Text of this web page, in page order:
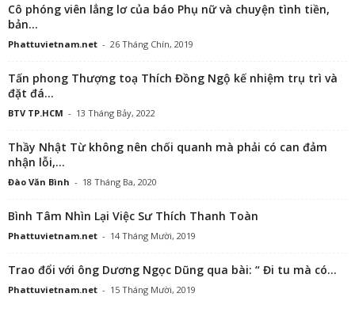
Cô phóng viên lẳng lơ của báo Phụ nữ và chuyện tình tiền,
bản...
Phattuvietnam.net - 26 Tháng Chín, 2019
Tấn phong Thượng toạ Thích Đồng Ngộ kế nhiệm trụ trì và
đặt đá...
BTV TP.HCM - 13 Tháng Bảy, 2022
Thầy Nhật Từ không nên chối quanh mà phải có can đảm
nhận lỗi,...
Đào Văn Bình - 18 Tháng Ba, 2020
Bình Tâm Nhìn Lại Việc Sư Thích Thanh Toàn
Phattuvietnam.net - 14 Tháng Mười, 2019
Trao đổi với ông Dương Ngọc Dũng qua bài: “ Đi tu mà có...
Phattuvietnam.net - 15 Tháng Mười, 2019